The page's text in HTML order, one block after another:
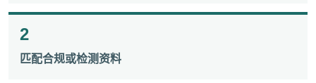
2
匹配合规或检测资料